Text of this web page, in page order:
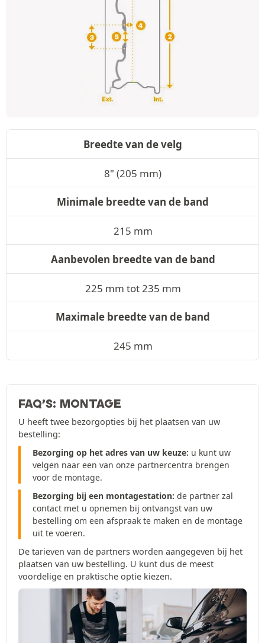
Breedte van de velg
8" (205 mm)
Minimale breedte van de band
215 mm
Aanbevolen breedte van de band
225 mm tot 235 mm
Maximale breedte van de band
245 mm
FAQ’S: MONTAGE
U heeft twee bezorgopties bij het plaatsen van uw
bestelling:
Bezorging op het adres van uw keuze: u kunt uw
velgen naar een van onze partnercentra brengen
voor de montage.
Bezorging bij een montagestation: de partner zal
contact met u opnemen bij ontvangst van uw
bestelling om een afspraak te maken en de montage
uit te voeren.
De tarieven van de partners worden aangegeven bij het
plaatsen van uw bestelling. U kunt dus de meest
voordelige en praktische optie kiezen.